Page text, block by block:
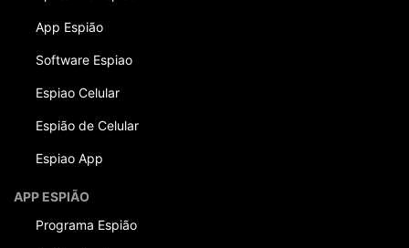
App Espião
Software Espiao
Espiao Celular
Espião de Celular
Espiao App
APP ESPIÃO
Programa Espião